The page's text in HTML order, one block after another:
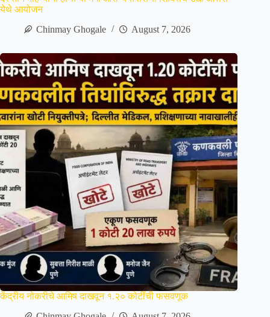
येथे आयोजन
Chinmay Ghogale
August 7, 2026
केंद्रीय नोकरीचे आमिष दाखवून १.२० कोटींची फसवणूक